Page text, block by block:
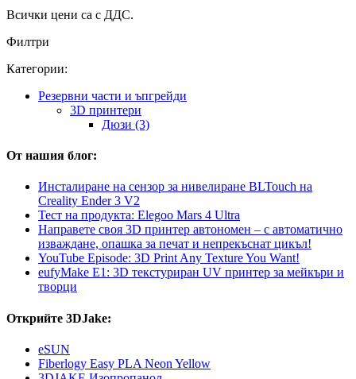
Всички цени са с ДДС.
Филтри
Категории:
Резервни части и ъпгрейди
3D принтери
Дюзи (3)
От нашия блог:
Инсталиране на сензор за нивелиране BLTouch на
Creality Ender 3 V2
Тест на продукта: Elegoo Mars 4 Ultra
Направете своя 3D принтер автономен – с автоматично
изваждане, опашка за печат и непрекъснат цикъл!
YouTube Episode: 3D Print Any Texture You Want!
eufyMake E1: 3D текстуриран UV принтер за мейкъри и
творци
Открийте 3DJake:
eSUN
Fiberlogy Easy PLA Neon Yellow